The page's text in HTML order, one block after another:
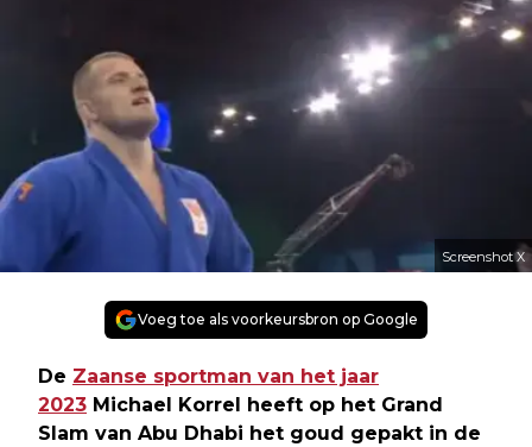
Screenshot X
Voeg toe als voorkeursbron op Google
De Zaanse sportman van het jaar
2023 Michael Korrel heeft op het Grand
Slam van Abu Dhabi het goud gepakt in de